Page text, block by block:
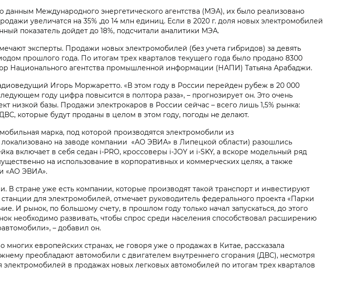
данным Международного энергетического агентства (МЭА), их было реализовано
увеличатся на 35% ,до 14 млн единиц. Если в 2020 г. доля новых электромобилей
показатель дойдет до 18%, подсчитали аналитики МЭА.
эксперты. Продажи новых электромобилей (без учета гибридов) за девять
прошлого года. По итогам трех кварталов текущего года было продано 8300
Национального агентства промышленной информации (НАПИ) Татьяна Арабаджи.
Игорь Моржаретто. «В этом году в России перейден рубеж в 20 000
году цифра повысится в полтора раза», – прогнозирует он. Это очень
низкой базы. Продажи электрокаров в России сейчас – всего лишь 1,5% рынка:
которые будут проданы в целом в этом году, погоды не делают.
марка, под которой производятся электромобили из
на заводе компании «АО ЭВИА» в Липецкой области) разошлись
включает в себя седан i‑PRO, кроссоверы i‑JOY и i‑SKY, а вскоре модельный ряд
на использование в корпоративных и коммерческих целях, а также
«АО ЭВИА».
стране уже есть компании, которые производят такой транспорт и инвестируют
для электромобилей, отмечает руководитель федерального проекта «Парки
И рынок, по большому счету, в прошлом году только начал запускаться, до этого
необходимо развивать, чтобы спрос среди населения способствовал расширению
– добавил он.
европейских странах, не говоря уже о продажах в Китае, рассказала
преобладают автомобили с двигателем внутреннего сгорания (ДВС), несмотря
в продажах новых легковых автомобилей по итогам трех кварталов